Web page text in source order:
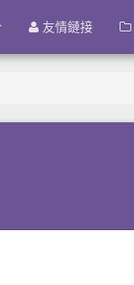
友情鏈接